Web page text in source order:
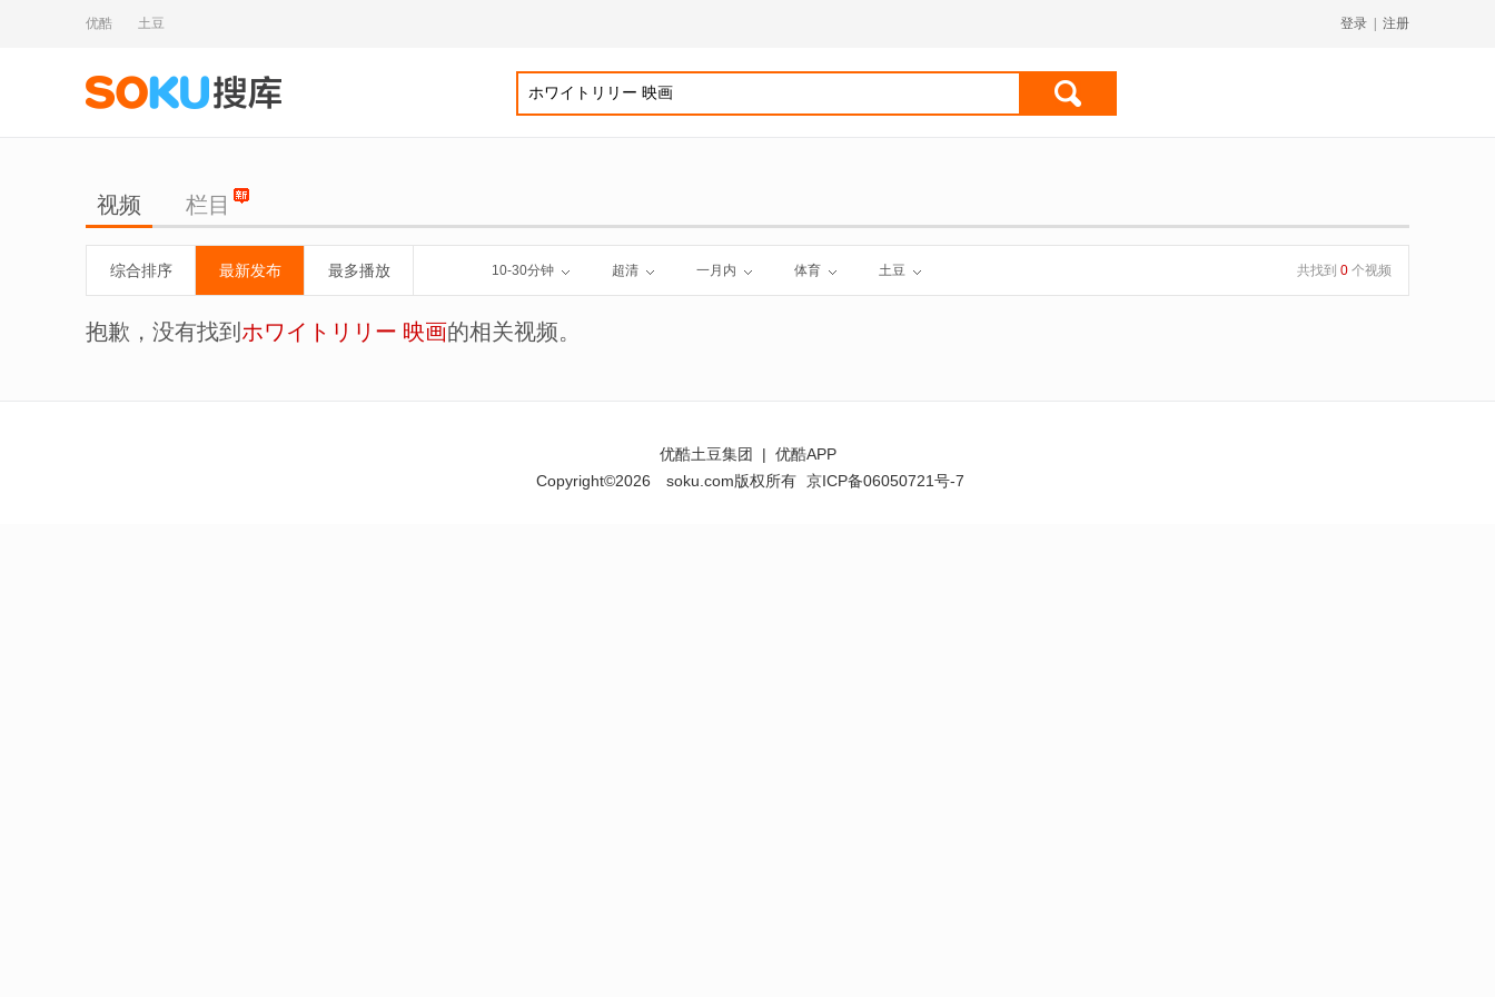
优酷 土豆 登录 注册
视频 栏目
综合排序 最新发布 最多播放 10-30分钟 超清 一月内 体育 土豆 共找到 0 个视频
抱歉，没有找到 ホワイトリリー 映画的相关视频。
优酷土豆集团 | 优酷APP
Copyright©2026
soku.com版权所有 京ICP备06050721号-7